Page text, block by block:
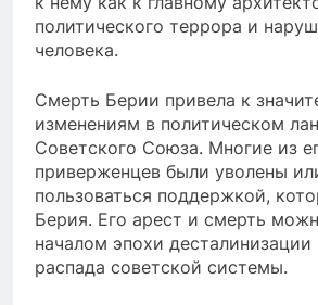
политического террора и
человека.
Смерть Берии привела к
изменениям в политическом
Советского Союза. Многие из
приверженцев были уволены
пользоваться поддержкой,
Берия. Его арест и смерть
началом эпохи десталинизации
распада советской системы.